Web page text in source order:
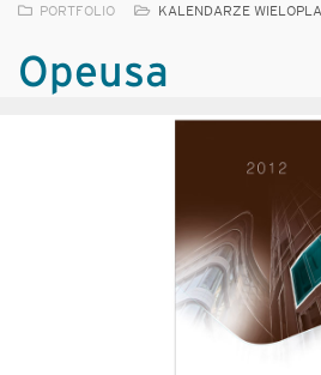
PORTFOLIO KALENDARZE
Opeusa